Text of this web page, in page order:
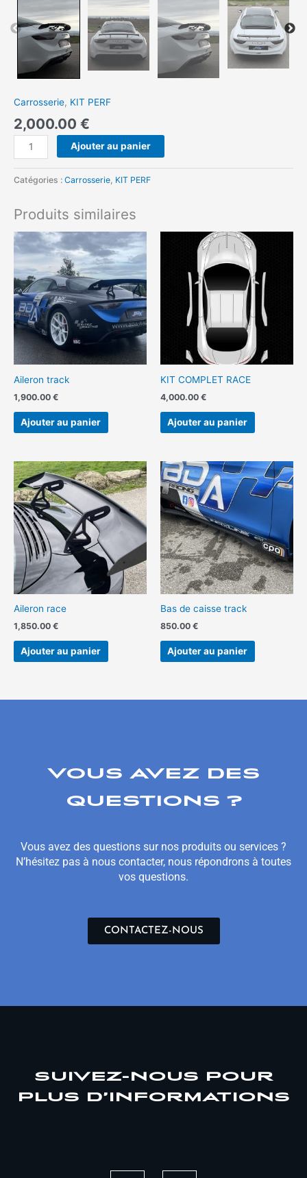
Carrosserie, KIT PERF
2,000.00 €
Ajouter au panier
Catégories : Carrosserie, KIT PERF
Produits similaires
Aileron track
1,900.00 €
Ajouter au panier
KIT COMPLET RACE
4,000.00 €
Ajouter au panier
Aileron race
1,850.00 €
Ajouter au panier
Bas de caisse track
850.00 €
Ajouter au panier
VOUS AVEZ DES
QUESTIONS ?
Vous avez des questions sur nos produits ou services ?
N’hésitez pas à nous contacter, nous répondrons à toutes
vos questions.
CONTACTEZ-NOUS
SUIVEZ-NOUS POUR
PLUS D’INFORMATIONS